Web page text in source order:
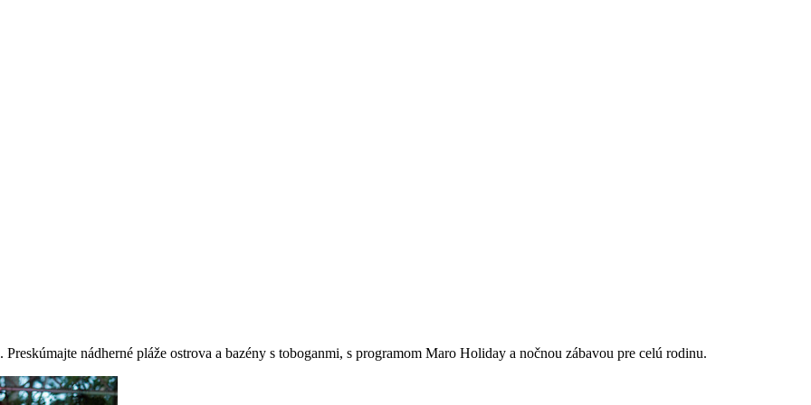
nádherné pláže ostrova a bazény s toboganmi, s programom Maro Holiday a nočnou zábavou pre celú rodinu.